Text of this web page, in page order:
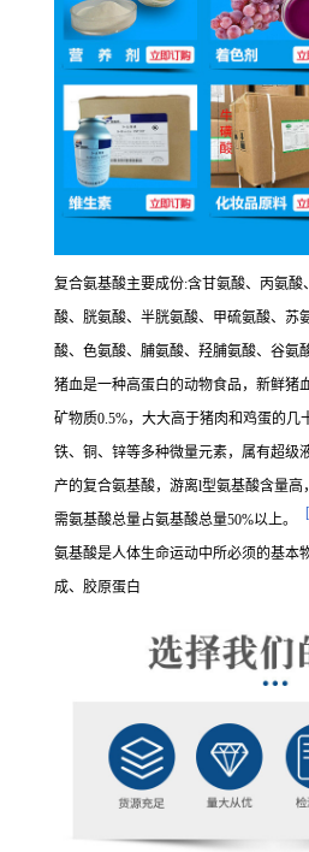
复合氨基酸主要成份:含甘氨酸、丙氨
酸、胱氨酸、半胱氨酸、甲硫氨酸、苏
酸、色氨酸、脯氨酸、羟脯氨酸、谷氨
猪血是一种高蛋白的动物食品，新鲜猪
矿物质0.5%，大大高于猪肉和鸡蛋的几
铁、铜、锌等多种微量元素，属有超级
产的复合氨基酸，游离l型氨基酸含量
需氨基酸总量占氨基酸总量50%以上。
氨基酸是人体生命运动中所必须的基本
成、胶原蛋白